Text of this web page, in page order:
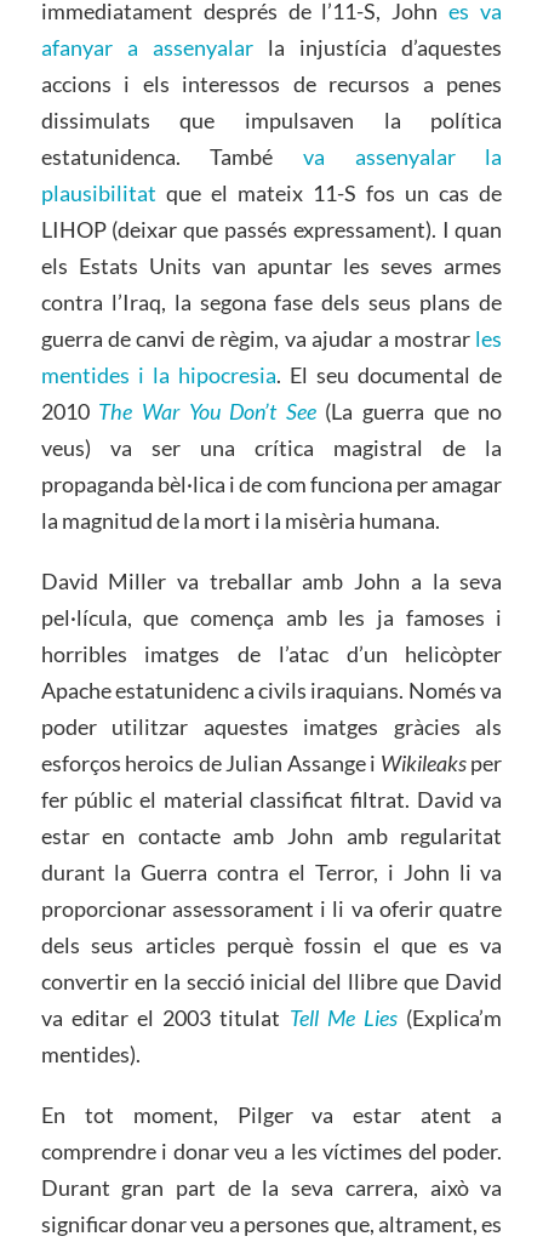
immediatament després de l’11-S, Johnes va
afanyar a assenyalarla injustícia d’aquestes
accions i els interessos de recursos a penes
dissimulats que impulsaven la política
estatunidenca. També va assenyalar la
plausibilitat que el mateix 11-S fos un cas de
LIHOP (deixar que passés expressament). I quan
els Estats Units van apuntar les seves armes
contra l’Iraq, la segona fase dels seus plans de
guerra de canvi de règim, va ajudar a mostrar les
mentides i la hipocresia. El seu documental de
2010 The War You Don’t See(La guerra que no
veus) va ser una crítica magistral de la
propaganda bèl·lica i de com funciona per amagar
la magnitud de la mort i la misèria humana.
David Miller va treballar amb John a la seva
pel·lícula, que comença amb les ja famoses i
horribles imatges de l’atac d’un helicòpter
Apache estatunidenc a civils iraquians. Només va
poder utilitzar aquestes imatges gràcies als
esforços heroics de Julian Assange i Wikileaksper
fer públic el material classificat filtrat. David va
estar en contacte amb John amb regularitat
durant la Guerra contra el Terror, i John li va
proporcionar assessorament i li va oferir quatre
dels seus articles perquè fossin el que es va
convertir en la secció inicial del llibre que David
va editar el 2003 titulat Tell Me Lies (Explica’m
mentides).
En tot moment, Pilger va estar atent a
comprendre i donar veu a les víctimes del poder.
Durant gran part de la seva carrera, això va
significar donar veu a persones que, altrament, es